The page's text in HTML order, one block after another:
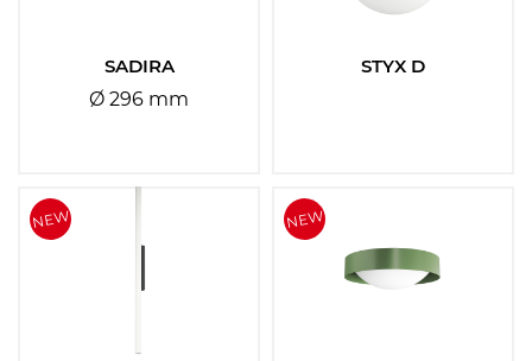
SADIRA
Ø 296 mm
STYX D